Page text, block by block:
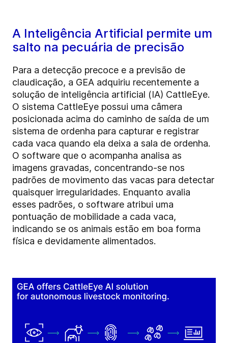
A Inteligência Artificial permite um
salto na pecuária de precisão
Para a detecção precoce e a previsão de
claudicação, a GEA adquiriu recentemente a
solução de inteligência artificial (IA) CattleEye.
O sistema CattleEye possui uma câmera
posicionada acima do caminho de saída de um
sistema de ordenha para capturar e registrar
cada vaca quando ela deixa a sala de ordenha.
O software que o acompanha analisa as
imagens gravadas, concentrando-se nos
padrões de movimento das vacas para detectar
quaisquer irregularidades. Enquanto avalia
esses padrões, o software atribui uma
pontuação de mobilidade a cada vaca,
indicando se os animais estão em boa forma
física e devidamente alimentados.